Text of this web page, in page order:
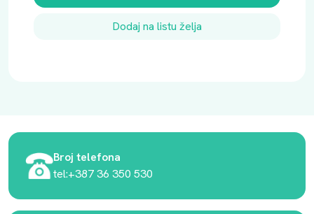
Dodaj na listu želja
Broj telefona
tel:+387 36 350 530